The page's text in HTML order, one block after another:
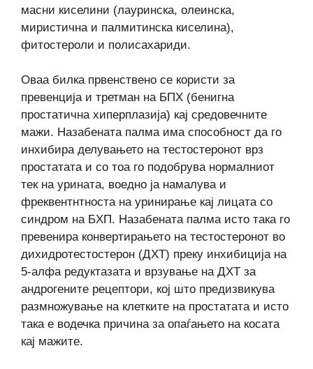
масни киселини (лауринска, олеинска,
миристична и палмитинска киселина),
фитостероли и полисахариди.
Оваа билка првенствено се користи за
превенција и третман на БПХ (бенигна
простатична хиперплазија) кај средовечните
мажи. Назабената палма има способност да го
инхибира делувањето на тестостеронот врз
простатата и со тоа го подобрува нормалниот
тек на урината, воедно ја намалува и
фреквентнтноста на уринирање кај лицата со
синдром на БХП. Назабената палма исто така го
превенира конвертирањето на тестостеронот во
дихидротестостерон (ДХТ) преку инхибиција на
5-алфа редуктазата и врзување на ДХТ за
андрогените рецептори, кој што предизвикува
размножување на клетките на простатата и исто
така е водечка причина за опаѓањето на косата
кај мажите.